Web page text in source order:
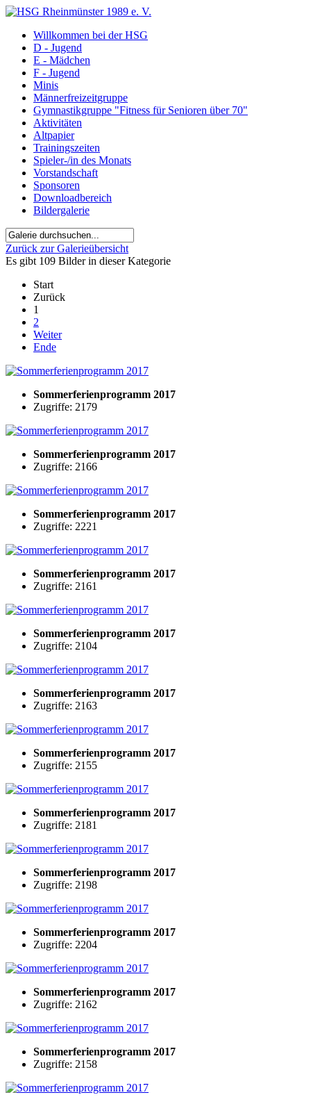
Willkommen bei der HSG
D - Jugend
E - Mädchen
F - Jugend
Minis
Männerfreizeitgruppe
Gymnastikgruppe "Fitness für Senioren über 70"
Aktivitäten
Altpapier
Trainingszeiten
Spieler-/in des Monats
Vorstandschaft
Sponsoren
Downloadbereich
Bildergalerie
Zurück zur Galerieübersicht
Es gibt 109 Bilder in dieser Kategorie
Start
Zurück
1
2
Weiter
Ende
Sommerferienprogramm 2017
Zugriffe: 2179
Sommerferienprogramm 2017
Zugriffe: 2166
Sommerferienprogramm 2017
Zugriffe: 2221
Sommerferienprogramm 2017
Zugriffe: 2161
Sommerferienprogramm 2017
Zugriffe: 2104
Sommerferienprogramm 2017
Zugriffe: 2163
Sommerferienprogramm 2017
Zugriffe: 2155
Sommerferienprogramm 2017
Zugriffe: 2181
Sommerferienprogramm 2017
Zugriffe: 2198
Sommerferienprogramm 2017
Zugriffe: 2204
Sommerferienprogramm 2017
Zugriffe: 2162
Sommerferienprogramm 2017
Zugriffe: 2158